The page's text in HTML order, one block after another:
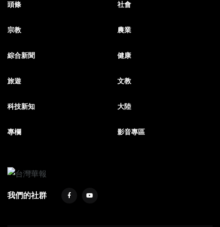
頭條 社會
宗教 農業
綜合新聞 健康
旅遊 文教
科技新知 大陸
專欄 影音專區
我們的社群